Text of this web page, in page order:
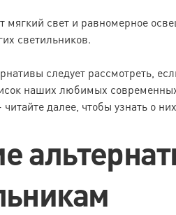
мягкий свет и равномерное
светильников.
следует рассмотреть,
наших любимых
далее, чтобы узнать о